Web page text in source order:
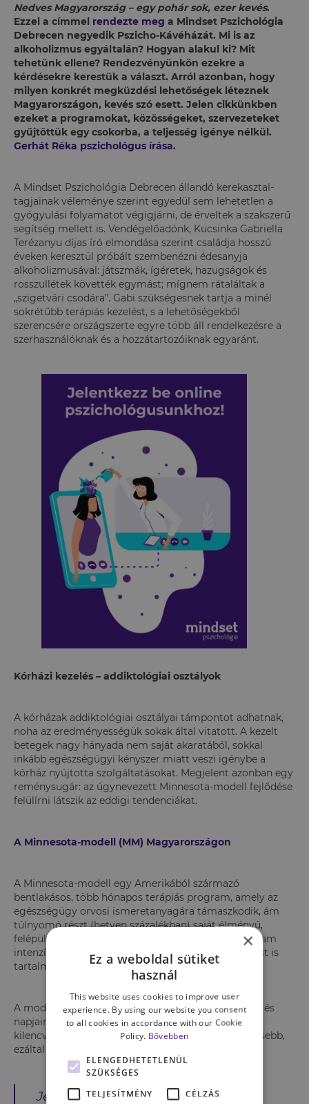
Nedves Magyarország – egy pohár sok, ezer kevés.
Ezzel a címmel rendezte meg a Mindset Pszichológia
Debrecen negyedik Pszicho-Kávéházát. Mi is az
alkoholizmus egyáltalán? Hogyan alakul ki? Mit
tehetünk ellene? Rendezvényünkön ezekre a
kérdésekre kerestük a választ. Arról azonban, hogy
milyen konkrét megküzdési lehetőségek léteznek
Magyarországon, kevés szó esett. Jelen cikkünkben
ezeket a programokat, közösségeket, szervezeteket
gyűjtöttük egy csokorba, a teljesség igénye nélkül.
Gerhát Réka pszichológus írása.
A Mindset Pszichológia Debrecen állandó kerekasztal-
tagjainak véleménye szerint egyedül sem lehetetlen a
gyógyulási folyamatot végigjárni, de érveltek a szakszerű
segítség mellett is. Vendégelőadónk, Kucsinka Gabriella
Terézanyu díjas író elmondása szerint családja hosszú
éveken keresztül próbált szembenézni édesanyja
alkoholizmusával: játszmák, ígéretek, hazugságok és
rosszullétek követték egymást; mígnem rátaláltak a
„szigetvári csodára”. Gabi szükségesnek tartja a minél
sokrétűbb terápiás kezelést, s a lehetőségekből
szerencsére országszerte egyre több áll rendelkezésre a
szerhasználóknak és a hozzátartozóiknak egyaránt.
Kórházi kezelés – addiktológiai osztályok
A kórházak addiktológiai osztályai támpontot adhatnak,
noha az eredményességük sokak által vitatott. A kezelt
betegek nagy hányada nem saját akaratából, sokkal
inkább egészségügyi kényszer miatt veszi igénybe a
kórház nyújtotta szolgáltatásokat. Megjelent azonban egy
reménysugár: az úgynevezett Minnesota-modell fejlődése
felülírni látszik az eddigi tendenciákat.
A Minnesota-modell (MM) Magyarországon
A Minnesota-modell egy Amerikából származó
bentlakásos, több hónapos terápiás program, amely az
egészségügy orvosi ismeretanyagára támaszkodik, ám
túlnyomó részt (hetven százalékban) saját élményű,
felépülésben lévő munkatársakat alkalmaz. A program
intenzív: csoportterápiát, előadásokat és tanácsadást is
tartalmaz.
A modellt Hazelden Betty Ford alapította 1949-ben, és
napjainkig sikeresen működik. Magyarországra a
kilencvenes évek végén tört be, s egyre eredményesebb,
ezáltal egyre elterjedtebb is.
Jelenleg az ország több pontján
×
Ez a weboldal sütiket
használ
This website uses cookies to improve user
experience. By using our website you consent
to all cookies in accordance with our Cookie
Policy. Bővebben
ELENGEDHETETLENÜL
SZÜKSÉGES
TELJESÍTMÉNY
CÉLZÁS